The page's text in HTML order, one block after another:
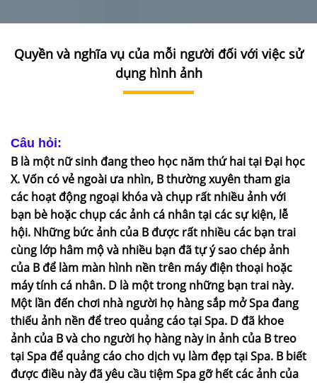
DỊCH
THỦ
TỤC
LIÊN
HỆ
Quyền và nghĩa vụ của mỗi người đối với việc sử
dụng hình ảnh
Câu hỏi:
B là một nữ sinh đang theo học năm thứ hai tại Đại học
X. Vốn có vẻ ngoài ưa nhìn, B thường xuyên tham gia
các hoạt động ngoại khóa và chụp rất nhiều ảnh với
bạn bè hoặc chụp các ảnh cá nhân tại các sự kiện, lễ
hội. Những bức ảnh của B được rất nhiều các bạn trai
cùng lớp hâm mộ và nhiều bạn đã tự ý sao chép ảnh
của B để làm màn hình nền trên máy điện thoại hoặc
máy tính cá nhân. D là một trong những bạn trai này.
Một lần đến chơi nhà người họ hàng sắp mở Spa đang
thiếu ảnh nền để treo quảng cáo tại Spa. D đã khoe
ảnh của B và cho người họ hàng này in ảnh của B treo
tại Spa để quảng cáo cho dịch vụ làm đẹp tại Spa. B biết
được điều này đã yêu cầu tiệm Spa gỡ hết các ảnh của